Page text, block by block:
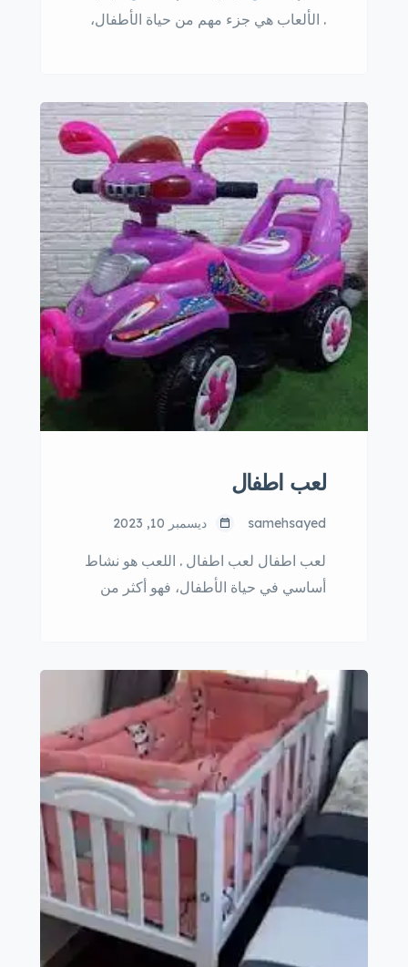
. الألعاب هي جزء مهم من حياة الأطفال،
وسيلة رائعة للترفيه والمتعة. هناك العديد
من العاب اطفال مجانية، يمكن العثور
عليها على الإنترنت أو في المتاجر. هذه
الألعاب متنوعة وتناسب جميع الأعمار،
من الأطفال الصغار إلى المراهقين. فيما
[…]
لعب اطفال
samehsayed ديسمبر 10, 2023
لعب اطفال لعب اطفال . اللعب هو نشاط
أساسي في حياة الأطفال، فهو أكثر من
اطفال: النمو الجسدي والعقلي: يساعد
اللعب على تنمية المهارات الحركية
والعقلية للأطفال، مثل: المهارات الحركية
الدقيقة، مثل: الإمساك والرمي والبناء.
المهارات الحركية الكبيرة، مثل: المشي
والجري والقفز. المهارات […]